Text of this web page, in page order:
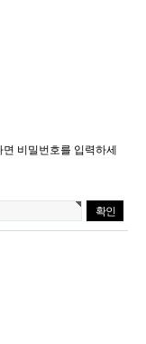
비밀번호를 입력하세